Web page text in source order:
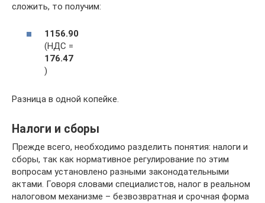
сложить, то получим:
1156.90
(НДС =
176.47
)
Разница в одной копейке.
Налоги и сборы
Прежде всего, необходимо разделить понятия: налоги и
сборы, так как нормативное регулирование по этим
вопросам установлено разными законодательными
актами. Говоря словами специалистов, налог в реальном
налоговом механизме – безвозвратная и срочная форма